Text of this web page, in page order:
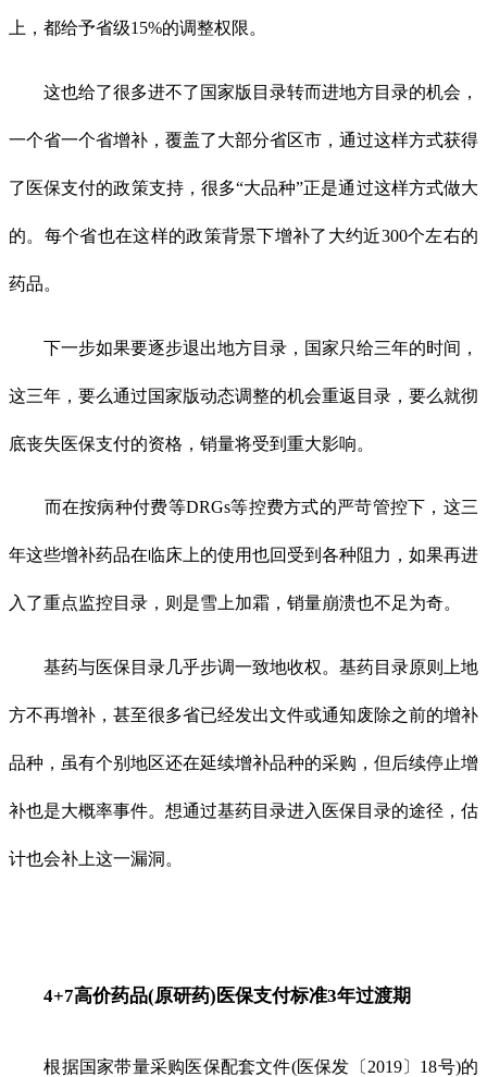
上，都给予省级15%的调整权限。
这也给了很多进不了国家版目录转而进地方目录的机会，
一个省一个省增补，覆盖了大部分省区市，通过这样方式获得
了医保支付的政策支持，很多“大品种”正是通过这样方式做大
的。每个省也在这样的政策背景下增补了大约近300个左右的
药品。
下一步如果要逐步退出地方目录，国家只给三年的时间，
这三年，要么通过国家版动态调整的机会重返目录，要么就彻
底丧失医保支付的资格，销量将受到重大影响。
而在按病种付费等DRGs等控费方式的严苛管控下，这三
年这些增补药品在临床上的使用也回受到各种阻力，如果再进
入了重点监控目录，则是雪上加霜，销量崩溃也不足为奇。
基药与医保目录几乎步调一致地收权。基药目录原则上地
方不再增补，甚至很多省已经发出文件或通知废除之前的增补
品种，虽有个别地区还在延续增补品种的采购，但后续停止增
补也是大概率事件。想通过基药目录进入医保目录的途径，估
计也会补上这一漏洞。
4+7高价药品(原研药)医保支付标准3年过渡期
根据国家带量采购医保配套文件(医保发〔2019〕18号)的